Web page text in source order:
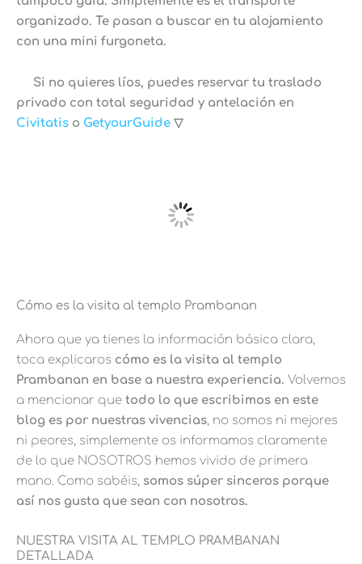
organizado. Te pasan a buscar en tu alojamiento
con una mini furgoneta.
Si no quieres líos, puedes reservar tu traslado
privado con total seguridad y antelación en
Civitatis o GetyourGuide ▽
Cómo es la visita al templo Prambanan
Ahora que ya tienes la información básica clara,
toca explicaros cómo es la visita al templo
Prambanan en base a nuestra experiencia. Volvemos
a mencionar que todo lo que escribimos en este
blog es por nuestras vivencias, no somos ni mejores
ni peores, simplemente os informamos claramente
de lo que NOSOTROS hemos vivido de primera
mano. Como sabéis, somos súper sinceros porque
así nos gusta que sean con nosotros.
NUESTRA VISITA AL TEMPLO PRAMBANAN
DETALLADA